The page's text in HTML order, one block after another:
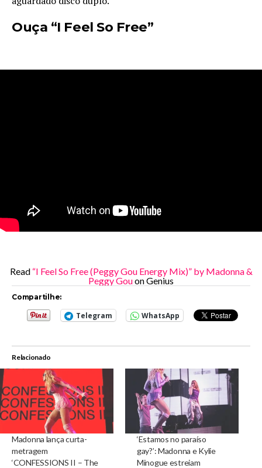
Ouça “I Feel So Free”
Read “I Feel So Free (Peggy Gou Energy Mix)” by Madonna &
Peggy Gouon Genius
Compartilhe:
Telegram WhatsApp
Relacionado
Madonna lança curta-
metragem
‘CONFESSIONS II – The
‘Estamos no paraíso
gay?’: Madonna e Kylie
Minogue estreiam